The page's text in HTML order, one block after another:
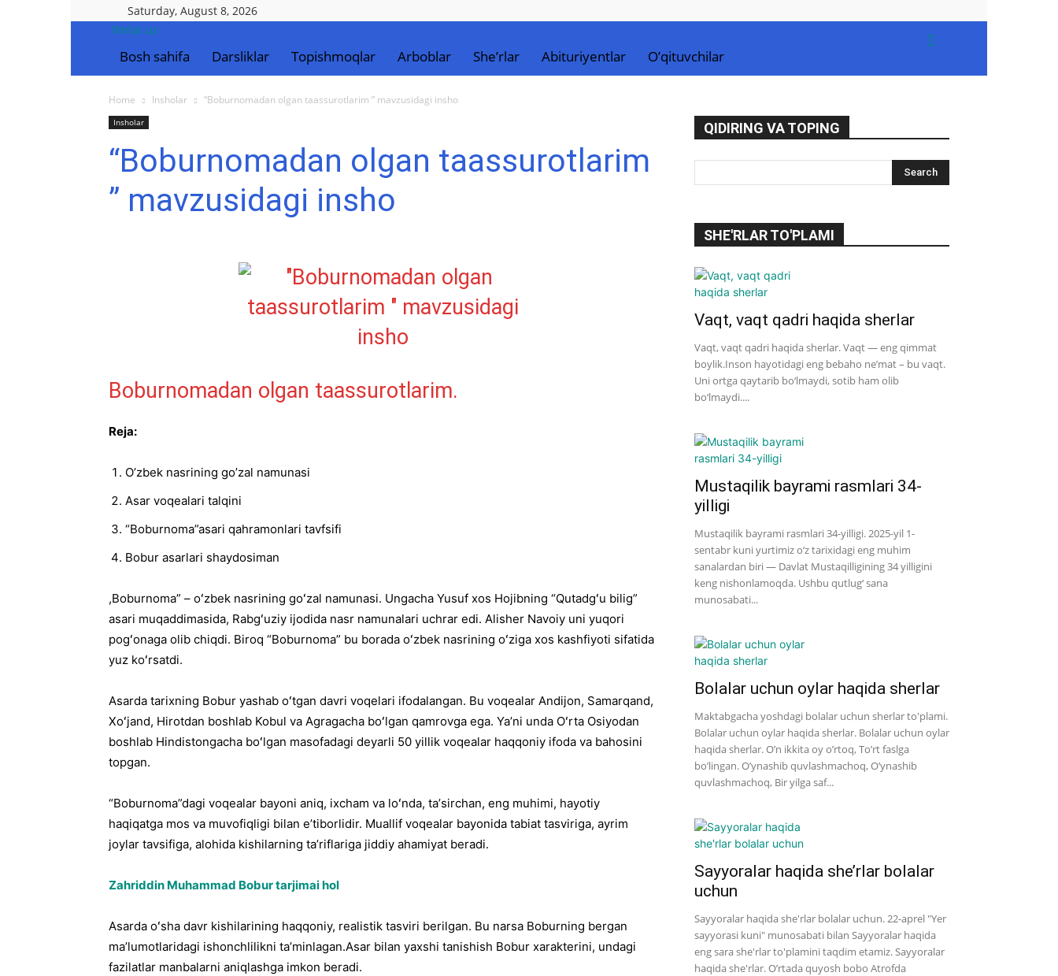
Saturday, August 8, 2026
Ilmlar.uz
Bosh sahifa Darsliklar Topishmoqlar Arboblar She’rlar Abituriyentlar O’qituvchilar
Home Insholar “Boburnomadan olgan taassurotlarim ” mavzusidagi insho
Insholar
“Boburnomadan olgan taassurotlarim
” mavzusidagi insho
Boburnomadan olgan taassurotlarim.
Reja:
O’zbek nasrining go’zal namunasi
Asar voqealari talqini
“Boburnoma”asari qahramonlari tavfsifi
Bobur asarlari shaydosiman
,Boburnoma” – oʻzbek nasrining goʻzal namunasi. Ungacha Yusuf xos Hojibning “Qutadgʻu bilig”
asari muqaddimasida, Rabgʻuziy ijodida nasr namunalari uchrar edi. Alisher Navoiy uni yuqori
pogʻonaga olib chiqdi. Biroq “Boburnoma” bu borada oʻzbek nasrining oʻziga xos kashfiyoti sifatida
yuz koʻrsatdi.
Asarda tarixning Bobur yashab oʻtgan davri voqelari ifodalangan. Bu voqealar Andijon, Samarqand,
Xoʻjand, Hirotdan boshlab Kobul va Agragacha boʻlgan qamrovga ega. Yaʼni unda Oʻrta Osiyodan
boshlab Hindistongacha boʻlgan masofadagi deyarli 50 yillik voqealar haqqoniy ifoda va bahosini
topgan.
“Boburnoma”dagi voqealar bayoni aniq, ixcham va loʻnda, taʼsirchan, eng muhimi, hayotiy
haqiqatga mos va muvofiqligi bilan eʼtiborlidir. Muallif voqealar bayonida tabiat tasviriga, ayrim
joylar tavsifiga, alohida kishilarning taʼriflariga jiddiy ahamiyat beradi.
Zahriddin Muhammad Bobur tarjimai hol
Asarda oʻsha davr kishilarining haqqoniy, realistik tasviri berilgan. Bu narsa Boburning bergan
maʼlumotlaridagi ishonchlilikni taʼminlagan.Asar bilan yaxshi tanishish Bobur xarakterini, undagi
fazilatlar manbalarni aniqlashga imkon beradi.
QIDIRING VA TOPING
SHE'RLAR TO'PLAMI
Vaqt, vaqt qadri haqida sherlar
Vaqt, vaqt qadri haqida sherlar. Vaqt — eng qimmat
boylik.Inson hayotidagi eng bebaho ne’mat – bu vaqt.
Uni ortga qaytarib bo‘lmaydi, sotib ham olib
bo‘lmaydi....
Mustaqilik bayrami rasmlari 34-
yilligi
Mustaqilik bayrami rasmlari 34-yilligi. 2025-yil 1-
sentabr kuni yurtimiz o‘z tarixidagi eng muhim
sanalardan biri — Davlat Mustaqilligining 34 yilligini
keng nishonlamoqda. Ushbu qutlug‘ sana
munosabati...
Bolalar uchun oylar haqida sherlar
Maktabgacha yoshdagi bolalar uchun sherlar to'plami.
Bolalar uchun oylar haqida sherlar. Bolalar uchun oylar
haqida sherlar. O’n ikkita oy o’rtoq, To’rt faslga
bo’lingan. O’ynashib quvlashmachoq, O’ynashib
quvlashmachoq, Bir yilga saf...
Sayyoralar haqida she’rlar bolalar
uchun
Sayyoralar haqida she'rlar bolalar uchun. 22-aprel "Yer
sayyorasi kuni" munosabati bilan Sayyoralar haqida
eng sara she'rlar to'plamini taqdim etamiz. Sayyoralar
haqida she'rlar. O’rtada quyosh bobo Atrofda